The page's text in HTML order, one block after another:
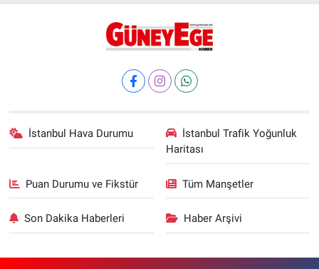
İstanbul Hava Durumu
İstanbul Trafik Yoğunluk
Haritası
Puan Durumu ve Fikstür Tüm Manşetler
Son Dakika Haberleri Haber Arşivi